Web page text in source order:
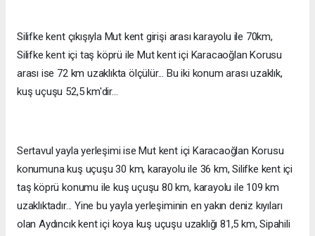
Silifke kent çıkışıyla Mut kent girişi arası karayolu ile 70km,
Silifke kent içi taş köprü ile Mut kent içi Karacaoğlan Korusu
arası ise 72 km uzaklıkta ölçülür... Bu iki konum arası uzaklık,
kuş uçuşu 52,5 km'dir...
Sertavul yayla yerleşimi ise Mut kent içi Karacaoğlan Korusu
konumuna kuş uçuşu 30 km, karayolu ile 36 km, Silifke kent içi
taş köprü konumu ile kuş uçuşu 80 km, karayolu ile 109 km
uzaklıktadır... Yine bu yayla yerleşiminin en yakın deniz kıyıları
olan Aydıncık kent içi koya kuş uçuşu uzaklığı 81,5 km, Sipahili